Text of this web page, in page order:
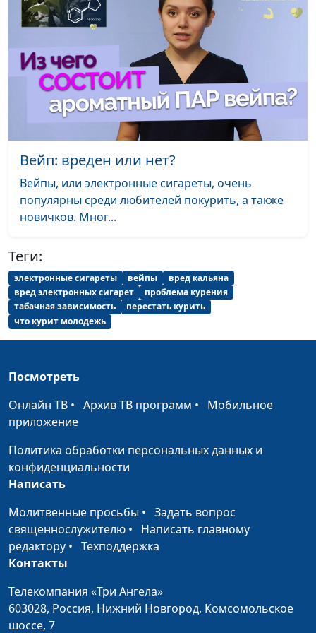
здравоохранения
зависимости
Андрей Прокопьев, магистр
общественного
здравоохранения
Сердечные
заболевания у
Андрей Прокопьев, магистр
общественного
здравоохранения
#122
Полезные
привычки
Андрей Прокопьев, магистр
общественного
здравоохранения
Профилактика
падений
Андрей Прокопьев, магистр
общественного
слабоумия
Как получать
меньше травм в
спорте?
Андрей Прокопьев, магистр
здравоохранения
Красное мясо и
здравоохранения
Полезные
свойства орехов
Андрей Прокопьев, магистр
Омега 3
Андрей Прокопьев, магистр
#114
Вейп: вреден или нет?
Вейпы, или электронные сигареты, очень
популярны среди любителей покурить, а также
новичков. Мног...
Теги:
электронные сигареты вейпы
вред кальяна
вред электронных сигарет
проблема курения
табачная зависимость
перестать курить
что курит молодежь
Посмотреть
Онлайн ТВ • Архив ТВ программ • Мобильное
приложение
Политика обработки персональных данных и
конфиденциальности
Написать
Молитвенные просьбы • Задать вопрос
священнослужителю • Написать главному
редактору • Техподдержка
Контакты
Телекомпания «Три Ангела»
603028, Россия, Нижний Новгород, Комсомольское
шоссе, 7